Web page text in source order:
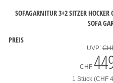
SOFAGARNITUR 3+2 SITZER HOCKER
SOFA
PREIS
UVP:
CHF
1 Stück (CHF